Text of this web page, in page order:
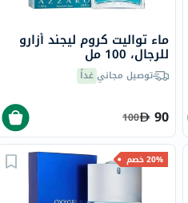
ماء تواليت كروم ليجند أزارو
للرجال، 100 مل
توصيل مجانيغداً
90
100
20% خصم